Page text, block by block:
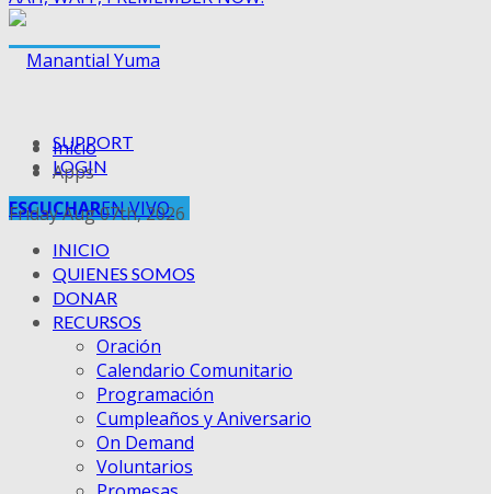
SUPPORT
LOGIN
ESCUCHAREN VIVO
INICIO
QUIENES SOMOS
DONAR
RECURSOS
Oración
Calendario Comunitario
Programación
Cumpleaños y Aniversario
On Demand
Voluntarios
Inicio
Apps
Friday Aug 07th, 2026